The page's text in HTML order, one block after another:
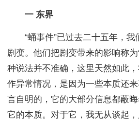
一 东界
“蛹事件”已过去二十五年，
剧变。他们把剧变带来的影响称
种说法并不准确，这里天然如此
作异常情况，是因为一些本质还
言自明的，它的大部分信息都蔽
它的本质。对于它，我无从谈起